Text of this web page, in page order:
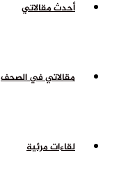
أحدث مقالاتي
مقالاتي في الصحف
لقاءات مرئية